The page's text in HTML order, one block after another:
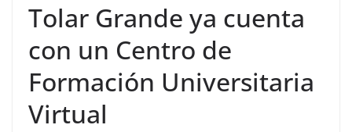
Tolar Grande ya cuenta
con un Centro de
Formación Universitaria
Virtual